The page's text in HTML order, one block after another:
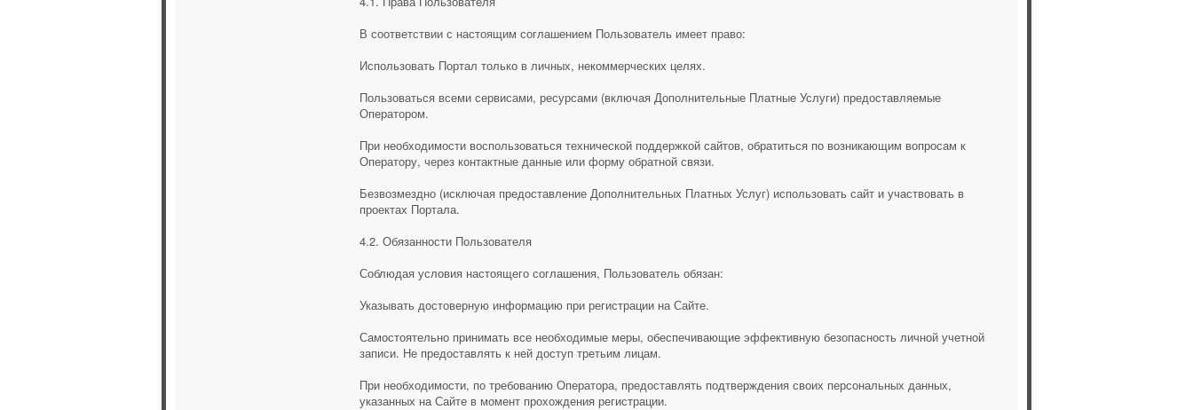
В соответствии с настоящим соглашением Пользователь имеет право:
Использовать Портал только в личных, некоммерческих целях.
Пользоваться всеми сервисами, ресурсами (включая Дополнительные Платные Услуги) предоставляемые
Оператором.
При необходимости воспользоваться технической поддержкой сайтов, обратиться по возникающим вопросам к
Оператору, через контактные данные или форму обратной связи.
Безвозмездно (исключая предоставление Дополнительных Платных Услуг) использовать сайт и участвовать в
проектах Портала.
4.2. Обязанности Пользователя
Соблюдая условия настоящего соглашения, Пользователь обязан:
Указывать достоверную информацию при регистрации на Сайте.
Самостоятельно принимать все необходимые меры, обеспечивающие эффективную безопасность личной учетной
записи. Не предоставлять к ней доступ третьим лицам.
При необходимости, по требованию Оператора, предоставлять подтверждения своих персональных данных,
указанных на Сайте в момент прохождения регистрации.